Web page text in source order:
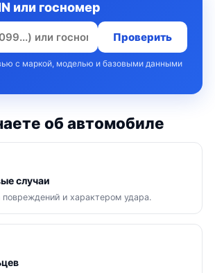
или госномер
Проверить
с маркой, моделью и базовыми данными
об автомобиле
случаи
и характером удара.